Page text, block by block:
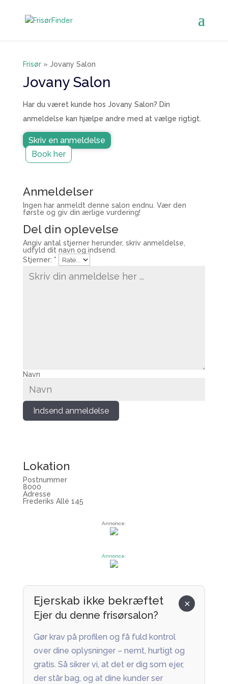
Frisør» Jovany Salon
Jovany Salon
Har du været kunde hos Jovany Salon? Din
anmeldelse kan hjælpe andre med at vælge rigtigt.
Skriv en anmeldelse
Book her
Anmeldelser
Ingen har anmeldt denne salon endnu. Vær den
første og giv din ærlige vurdering!
Del din oplevelse
Angiv antal stjerner herunder, skriv anmeldelse,
udfyld dit navn og indsend.
Stjerner: *
Navn
Indsend anmeldelse
Lokation
Postnummer
8000
Adresse
Frederiks Allé 145
Annonce:
Annonce:
Ejerskab ikke bekræftet
Ejer du denne frisørsalon?
Gør krav på profilen og få fuld kontrol
over dine oplysninger – nemt, hurtigt og
gratis. Så sikrer vi, at det er dig som ejer,
der står bag, og at dine kunder ser
×